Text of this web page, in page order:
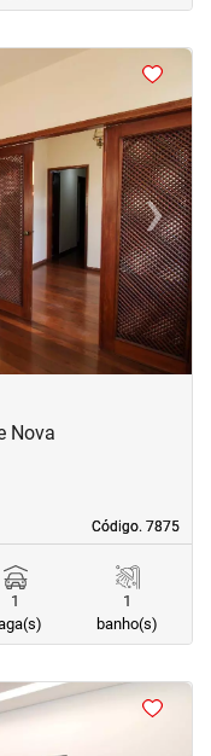
›Next
Código. 7875
Código. 7875
Nova
1
1
banho(s)